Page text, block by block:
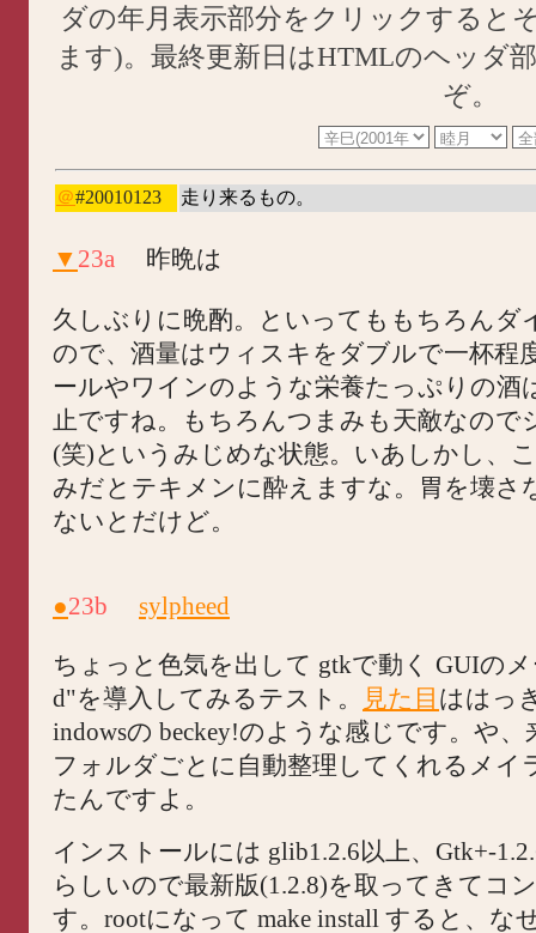
ダの年月表示部分をクリックすると
ます)。最終更新日はHTMLのヘッダ
ぞ。
＠#20010123 走り来るもの。
▼ 23a 昨晩は
久しぶりに晩酌。といってももちろんダ
ので、酒量はウィスキをダブルで一杯程
ールやワインのような栄養たっぷりの酒
止ですね。もちろんつまみも天敵なので
(笑)というみじめな状態。いあしかし、
みだとテキメンに酔えますな。胃を壊さ
ないとだけど。
●23b sylpheed
ちょっと色気を出して gtkで動く GUIのメ
d"を導入してみるテスト。
見た目 ははっ
indowsの beckey!のような感じです。や
フォルダごとに自動整理してくれるメイ
たんですよ。
インストールには glib1.2.6以上、Gtk+-
らしいので最新版(1.2.8)を取ってきてコ
す。rootになって make install すると、な